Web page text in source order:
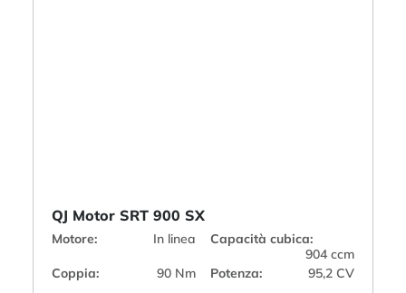
QJ Motor SRT 900 SX
Motore: In linea
Capacità cubica:
904 ccm
Coppia:
90 Nm Potenza: 95,2 CV